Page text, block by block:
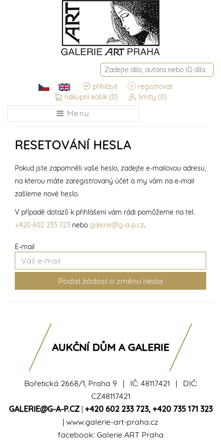
přihlásit
registrovat
nákupní košík (0) limity (0)
Menu
RESETOVÁNÍ HESLA
E-mail
Pokud jste zapomněli vaše heslo, zadejte e-mailovou adresu,
na kterou máte zaregistrovaný účet a my vám na e-mail
zašleme nové heslo.
V případě dotazů k přihlášení vám rádi pomůžeme na tel.
+420 602 233 723 nebo galerie@g-a-p.cz.
Bořetická 2668/1, Praha 9 | IČ: 48117421 | DIČ:
CZ48117421
GALERIE@G-A-P.CZ| +420 602 233 723, +420 735 171 323
| www.galerie-art-praha.cz
facebook: Galerie ART Praha
AUKČNÍ DŮM A GALERIE